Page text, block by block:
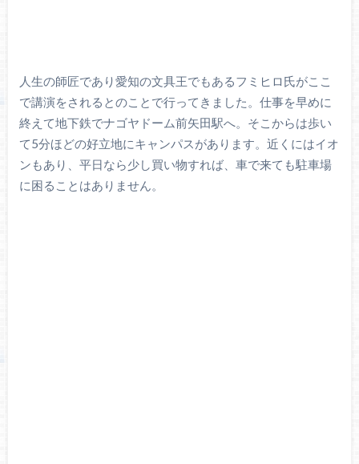
人生の師匠であり愛知の文具王でもあるフミヒロ氏がここ
で講演をされるとのことで行ってきました。仕事を早めに
終えて地下鉄でナゴヤドーム前矢田駅へ。そこからは歩い
て5分ほどの好立地にキャンパスがあります。近くにはイオ
ンもあり、平日なら少し買い物すれば、車で来ても駐車場
に困ることはありません。